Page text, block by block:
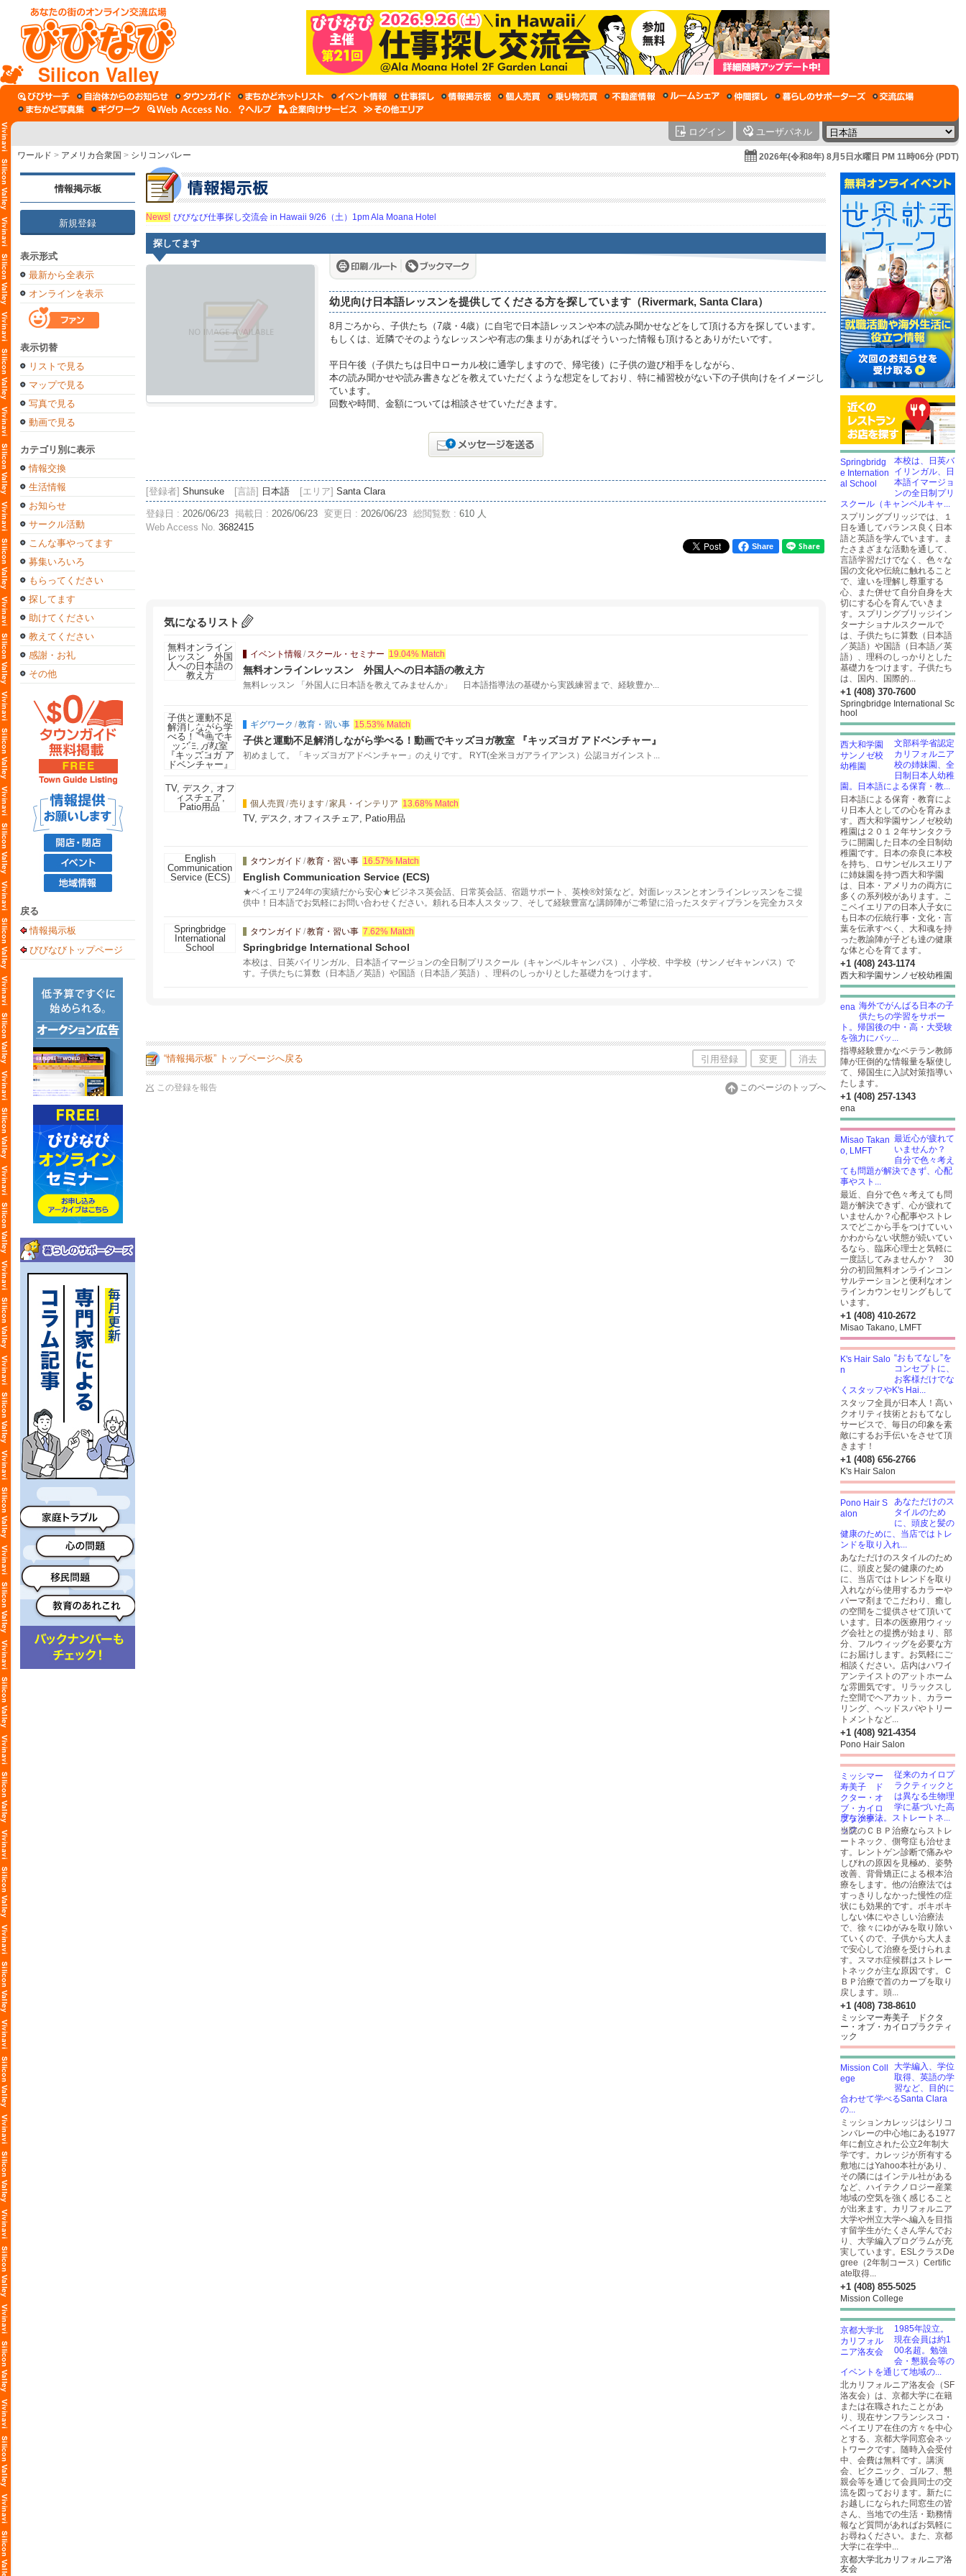
Silicon Valley
ログイン ユーザパネル
ワールド > アメリカ合衆国 > シリコンバレー 2026年(令和8年) 8月5日水曜日 PM 11時06分 (PDT)
情報掲示板
新規登録
表示形式
最新から全表示
オンラインを表示
表示切替
リストで見る
マップで見る
写真で見る
動画で見る
カテゴリ別に表示
情報交換
生活情報
お知らせ
サークル活動
こんな事やってます
募集いろいろ
もらってください
探してます
助けてください
教えてください
感謝・お礼
その他
戻る
情報掲示板
びびなびトップページ
News! びびなび仕事探し交流会 in Hawaii 9/26（土）1pm Ala Moana Hotel
探してます
幼児向け日本語レッスンを提供してくださる方を探しています（Rivermark, Santa Clara）
8月ごろから、子供たち（7歳・4歳）に自宅で日本語レッスンや本の読み聞かせなどをして頂ける方を探しています。
もしくは、近隣でそのようなレッスンや有志の集まりがあればそういった情報も頂けるとありがたいです。
平日午後（子供たちは日中ローカル校に通学しますので、帰宅後）に子供の遊び相手をしながら、
本の読み聞かせや読み書きなどを教えていただくような想定をしており、特に補習校がない下の子供向けをイメージし
ています。
回数や時間、金額については相談させていただきます。
[登録者] Shunsuke [言語] 日本語 [エリア] Santa Clara
登録日 : 2026/06/23 掲載日 : 2026/06/23 変更日 : 2026/06/23 総閲覧数 : 610 人
Web Access No. 3682415
Share
気になるリスト
イベント情報 / スクール・セミナー 19.04% Match
無料オンラインレッスン 外国人への日本語の教え方
無料レッスン 「外国人に日本語を教えてみませんか」 日本語指導法の基礎から実践練習まで、経験豊か...
ギグワーク /教育・習い事 15.53% Match
子供と運動不足解消しながら学べる！動画でキッズヨガ教室 『キッズヨガ アドベンチャー』
初めまして。「キッズヨガアドベンチャー」のえりです。 RYT(全米ヨガアライアンス）公認ヨガインスト...
個人売買 /売ります/家具・インテリア 13.68% Match
TV, デスク, オフィスチェア, Patio用品
タウンガイド /教育・習い事 16.57% Match
English Communication Service (ECS)
★ベイエリア24年の実績だから安心★ビジネス英会話、日常英会話、宿題サポート、英検®対策など。対面レッスンとオンラインレッスンをご提
供中！日本語でお気軽にお問い合わせください。頼れる日本人スタッフ、そして経験豊富な講師陣がご希望に沿ったスタディプランを完全カスタ
タウンガイド /教育・習い事 7.62% Match
Springbridge International School
本校は、日英バイリンガル、日本語イマージョンの全日制プリスクール（キャンベルキャンパス）、小学校、中学校（サンノゼキャンパス）で
す。子供たちに算数（日本語／英語）や国語（日本語／英語）、理科のしっかりとした基礎力をつけます。
“情報掲示板” トップページへ戻る 引用登録 変更 消去
この登録を報告 このページのトップへ
本校は、日英バ
イリンガル、日
本語イマージョ
ンの全日制プリ
スクール（キャンベルキャ...
スプリングブリッジでは、１
日を通してバランス良く日本
語と英語を学んでいます。ま
たさまざまな活動を通して、
言語学習だけでなく、色々な
国の文化や伝統に触れること
で、違いを理解し尊重する
心、また併せて自分自身を大
切にする心を育んでいきま
す。スプリングブリッジイン
ターナショナルスクールで
は、子供たちに算数（日本語
／英語）や国語（日本語／英
語）、理科のしっかりとした
基礎力をつけます。子供たち
は、国内、国際的...
+1 (408) 370-7600
Springbridge International Sc
hool
文部科学省認定
カリフォルニア
校の姉妹園、全
日制日本人幼稚
園。日本語による保育・教...
日本語による保育・教育によ
り日本人としての心を育みま
す。西大和学園サンノゼ校幼
稚園は２０１２年サンタクラ
ラに開園した日本の全日制幼
稚園です。日本の奈良に本校
を持ち、ロサンゼルスエリア
に姉妹園を持つ西大和学園
は、日本・アメリカの両方に
多くの系列校があります。こ
こベイエリアの日本人子女に
も日本の伝統行事・文化・言
葉を伝承すべく、大和魂を持
った教諭陣が子ども達の健康
な体と心を育てます。
+1 (408) 243-1174
西大和学園サンノゼ校幼稚園
海外でがんばる日本の子
供たちの学習をサポー
ト。帰国後の中・高・大受験
を強力にバッ...
指導経験豊かなベテラン教師
陣が圧倒的な情報量を駆使し
て、帰国生に入試対策指導い
たします。
+1 (408) 257-1343
ena
最近心が疲れて
いませんか？
自分で色々考え
ても問題が解決できず、心配
事やスト...
最近、自分で色々考えても問
題が解決できず、心が疲れて
いませんか？心配事やストレ
スでどこから手をつけていい
かわからない状態が続いてい
るなら、臨床心理士と気軽に
一度話してみませんか？ 30
分の初回無料オンラインコン
サルテーションと便利なオン
ラインカウンセリングもして
います。
+1 (408) 410-2672
Misao Takano, LMFT
“おもてなし”を
コンセプトに、
お客様だけでな
くスタッフやK's Hai...
スタッフ全員が日本人！高い
クオリティ技術とおもてなし
サービスで、毎日の印象を素
敵にするお手伝いをさせて頂
きます！
+1 (408) 656-2766
K's Hair Salon
あなただけのス
タイルのため
に、頭皮と髪の
健康のために、当店ではトレ
ンドを取り入れ...
あなただけのスタイルのため
に、頭皮と髪の健康のため
に、当店ではトレンドを取り
入れながら使用するカラーや
パーマ剤までこだわり、癒し
の空間をご提供させて頂いて
います。日本の医療用ウィッ
グ会社との提携が始まり、部
分、フルウィッグを必要な方
にお届けします。お気軽にご
相談ください。店内はハワイ
アンテイストのアットホーム
な雰囲気です。リラックスし
た空間でヘアカット、カラー
リング、ヘッドスパやトリー
トメントなど...
+1 (408) 921-4354
Pono Hair Salon
従来のカイロプ
ラクティックと
は異なる生物理
学に基づいた高
度な治療法。ストレートネ...
当院のＣＢＰ治療ならストレ
ートネック、側弯症も治せま
す。レントゲン診断で痛みや
しびれの原因を見極め、姿勢
改善、背骨矯正による根本治
療をします。他の治療法では
すっきりしなかった慢性の症
状にも効果的です。ボキボキ
しない体にやさしい治療法
で、徐々にゆがみを取り除い
ていくので、子供から大人ま
で安心して治療を受けられま
す。スマホ症候群はストレー
トネックが主な原因です。Ｃ
ＢＰ治療で首のカーブを取り
戻します。頭...
+1 (408) 738-8610
ミッシマー寿美子 ドクタ
ー・オブ・カイロプラクティ
ック
大学編入、学位
取得、英語の学
習など、目的に
合わせて学べるSanta Clara
の...
ミッションカレッジはシリコ
ンバレーの中心地にある1977
年に創立された公立2年制大
学です。カレッジが所有する
敷地にはYahoo本社があり、
その隣にはインテル社がある
など、ハイテクノロジー産業
地域の空気を強く感じること
が出来ます。カリフォルニア
大学や州立大学へ編入を目指
す留学生がたくさん学んでお
り、大学編入プログラムが充
実しています。ESLクラスDe
gree（2年制コース）Certific
ate取得...
+1 (408) 855-5025
Mission College
1985年設立。
現在会員は約1
00名超。勉強
会・懇親会等の
イベントを通じて地域の...
北カリフォルニア洛友会（SF
洛友会）は、京都大学に在籍
または在職されたことがあ
り、現在サンフランシスコ・
ベイエリア在住の方々を中心
とする、京都大学同窓会ネッ
トワークです。随時入会受付
中、会費は無料です。講演
会、ピクニック、ゴルフ、懇
親会等を通じて会員同士の交
流を図っております。新たに
お越しになられた同窓生の皆
さん、当地での生活・勤務情
報など質問があればお気軽に
お尋ねください。また、京都
大学に在学中...
京都大学北カリフォルニア洛
友会